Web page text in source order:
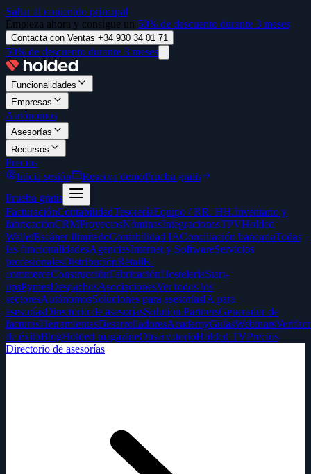
Saltar al contenido principal
Empieza ahora y consigue un 50% de descuento durante 3 meses
Contacta con Ventas +34 930 34 01 71
50% de descuento durante 3 meses
Funcionalidades
Empresas
Autónomos
Asesorías
Recursos
Precios
Inicia sesión
Reserva demoPrueba gratis
Prueba gratis
FacturaciónContabilidadTesoreríaEquipo / RR. HH.Inventario y
fabricaciónCRMProyectosNóminasIntegracionesTPVHolded
WalletEscáner ilimitadoContabilidad IAConciliación bancariaTodas
las funcionalidadesAgenciasInternet y SoftwareServicios
profesionalesDistribuciónRetailE-
commerceConstrucciónFabricaciónHosteleríaStart-
upsPymesDespachosAsociacionesVer todos los
sectoresAutónomosSoluciones para asesoríasIA para
asesoríasDirectorio de asesoríasSolution PartnersGenerador de
facturasHerramientasDesarrolladoresAcademyGuíasWebinars
de éxitoBlogHolded magazineObservatorioHolded TVPrecios
Directorio de asesorías